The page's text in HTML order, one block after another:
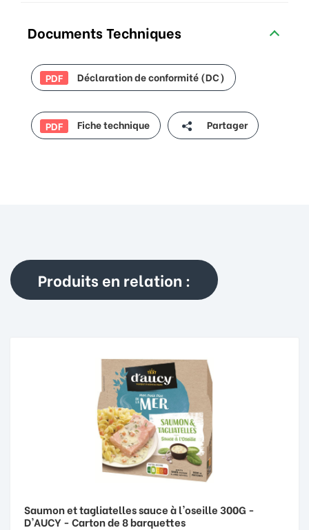
Documents Techniques
PDF Déclaration de conformité (DC)
PDF Fiche technique Partager
Produits en relation :
Saumon et tagliatelles sauce à l'oseille 300G -
D'AUCY - Carton de 8 barquettes